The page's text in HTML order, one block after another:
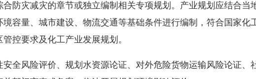
防灾减灾的章节或独立编制相关专项规划。产业规划应结合当
容量、城市建设、物流交通等基础条件进行编制，符合国家化
管控要求及化工产业发展规划。
安全风险评价、规划水资源论证、对外危险货物运输风险论证、